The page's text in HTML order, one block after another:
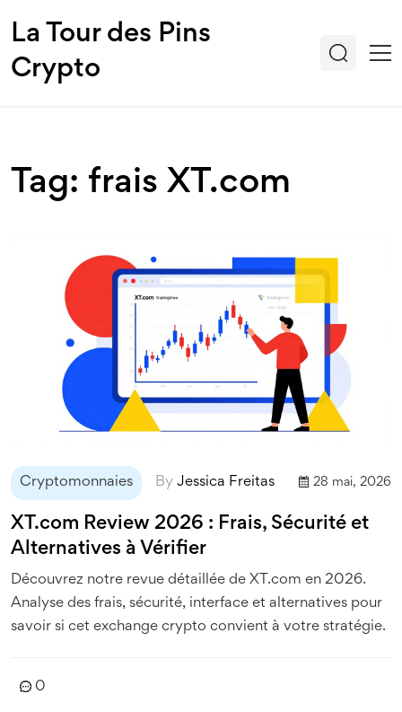
La Tour des Pins
Crypto
Tag: frais XT.com
Cryptomonnaies By Jessica Freitas 28 mai, 2026
XT.com Review 2026 : Frais, Sécurité et
Alternatives à Vérifier
Découvrez notre revue détaillée de XT.com en 2026.
Analyse des frais, sécurité, interface et alternatives pour
savoir si cet exchange crypto convient à votre stratégie.
0